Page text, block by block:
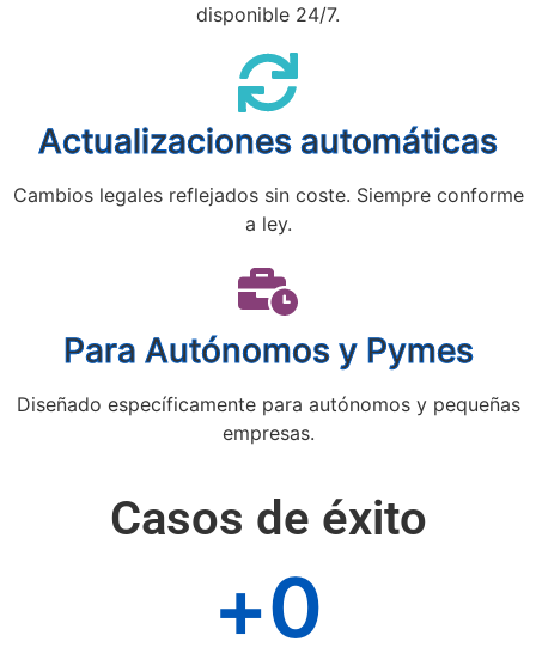
disponible 24/7.
Actualizaciones automáticas
Cambios legales reflejados sin coste. Siempre conforme
a ley.
Para Autónomos y Pymes
Diseñado específicamente para autónomos y pequeñas
empresas.
Casos de éxito
+0